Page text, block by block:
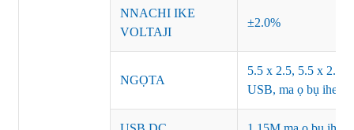
NNACHI IKE
VOLTAJI
±2.0%
NGỌTA
5.5 x 2.5, 5.5 x 2.1,
USB, ma ọ bụ ihe